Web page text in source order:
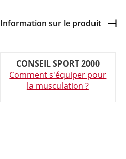
Information sur le produit
Composition :Mousse , ACIER ET
Pvc
CONSEIL SPORT 2000
Comment s'équiper pour
la musculation ?